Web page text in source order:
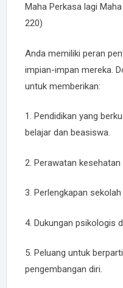
Maha Perkasa lagi
220)
Anda memiliki peran
impian-impan mereka.
untuk memberikan:
1. Pendidikan yang
belajar dan beasiswa.
2. Perawatan
3. Perlengkapan
4. Dukungan psikologis
5. Peluang untuk
pengembangan diri.